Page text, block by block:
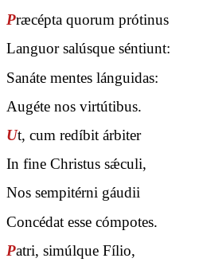
Præcépta quorum prótinus
Languor salúsque séntiunt:
Sanáte mentes lánguidas:
Augéte nos virtútibus.
Ut, cum redíbit árbiter
In fine Christus sǽculi,
Nos sempitérni gáudii
Concédat esse cómpotes.
Patri, simúlque Fílio,